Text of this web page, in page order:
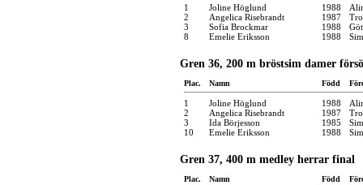
1 Joline Höglund 1988
2
Angelica Risebrandt 1987
3
Sofia Brockmar 1988
8
Emelie Eriksson 1988
Gren 36, 200 m bröstsim damer
Plac. Namn Född
1 Joline Höglund 1988
2
Angelica Risebrandt 1987
3
Ida Börjesson 1985
10
Emelie Eriksson 1988
Gren 37, 400 m medley herrar final
Plac. Namn Född